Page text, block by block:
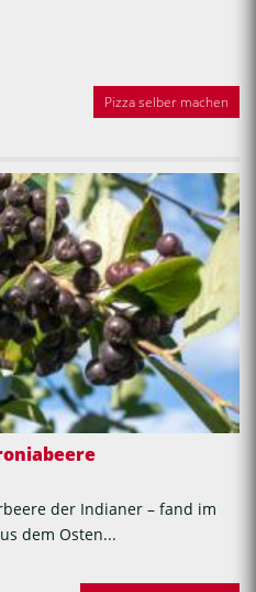
Pizza selber machen
der Indianer – fand im
dem Osten...